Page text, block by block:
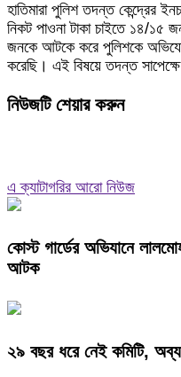
হাতিমারা পুলিশ তদন্ত কেন্দ্রের
নিকট পাওনা টাকা চাইতে ১৪/১৫
জনকে আটকে করে পুলিশকে
করেছি। এই বিষয়ে তদন্ত
নিউজটি শেয়ার করুন
এ ক্যাটাগরির আরো নিউজ
কোস্ট গার্ডের অভিযানে
আটক
২৯ বছর ধরে নেই কমিটি,